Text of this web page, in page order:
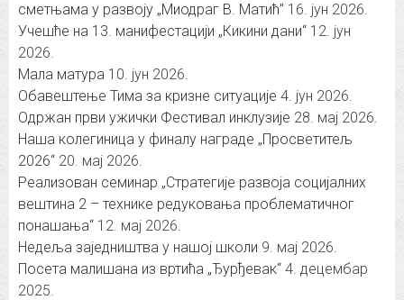
сметњама у развоју „Миодраг В. Матић″ 16. јун 2026.
Учешће на 13. манифестацији „Кикини дани“ 12. јун
2026.
Мала матура 10. јун 2026.
Обавештење Тима за кризне ситуације 4. јун 2026.
Одржан први ужички Фестивал инклузије 28. мај 2026.
Наша колегиница у финалу награде „Просветитељ
2026“ 20. мај 2026.
Реализован семинар „Стратегије развоја социјалних
вештина 2 – технике редуковања проблематичног
понашања“ 12. мај 2026.
Недеља заједништва у нашој школи 9. мај 2026.
Посета малишана из вртића „Ђурђевак“ 4. децембар
2025.